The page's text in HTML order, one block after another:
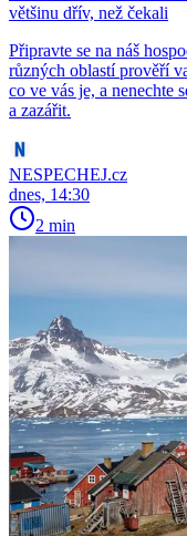
většinu dřív, než čekali
Připravte se na náš
různých oblastí prověří
co ve vás je, a nenechte
a zazářit.
NESPECHEJ.cz
dnes, 14:30
2 min